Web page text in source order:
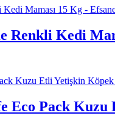
Renkli Kedi
Eco Pack Kuzu